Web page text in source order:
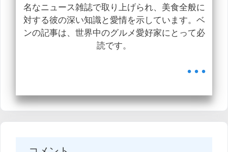
名なニュース雑誌で取り上げられ、美食全般に
対する彼の深い知識と愛情を示しています。ベ
ンの記事は、世界中のグルメ愛好家にとって必
読です。
...